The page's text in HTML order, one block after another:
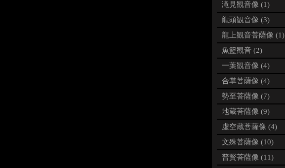
滝見観音像 (1)
龍頭観音像 (3)
龍上観音菩薩像 (1)
魚籃観音 (2)
一葉観音像 (4)
合掌菩薩像 (4)
勢至菩薩像 (7)
地蔵菩薩像 (9)
虚空蔵菩薩像 (4)
文殊菩薩像 (10)
普賢菩薩像 (11)